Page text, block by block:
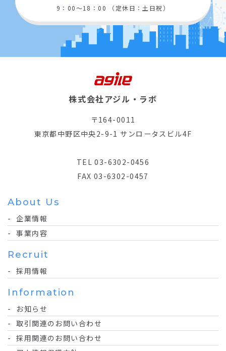
9：00〜18：00 （定休日：土日祝）
株式会社アジル・ラボ
〒164-0011
東京都中野区中央2-9-1 サンロータスビル4F
TEL 03-6302-0456
FAX 03-6302-0457
About Us
企業情報
事業内容
Recruit
採用情報
Information
お知らせ
取引関連のお問い合わせ
採用関連のお問い合わせ